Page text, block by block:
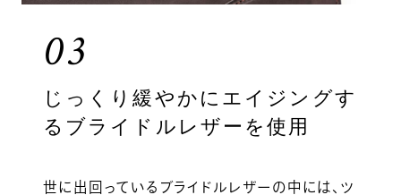
03
じっくり緩やかにエイジングす
るブライドルレザーを使用
世に出回っているブライドルレザーの中には、ツ